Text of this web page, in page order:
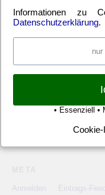
2. Bundesliga(148)
Bundesliga(445) DFB-
Relegationsspiel(4)
Anmelden Eintrags-Feed
Informationen zu
Datenschutzerklärung.
nur
• Essenziell •
Cookie-